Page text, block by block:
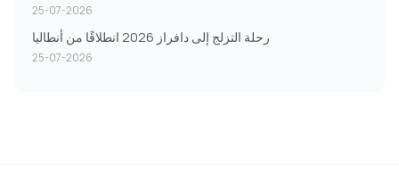
25-07-2026
رحلة التزلج إلى دافراز 2026 انطلاقًا من أنطاليا
25-07-2026